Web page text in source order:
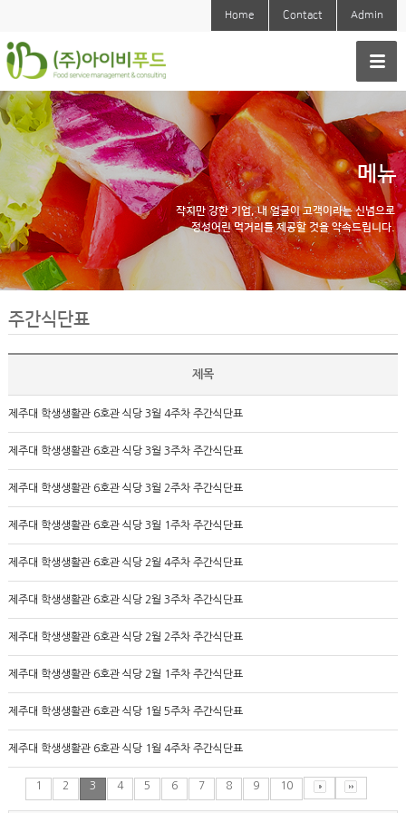
Home Contact Admin
메뉴
작지만 강한 기업, 내 얼굴이 고객이라는 신념으로
정성어린 먹거리를 제공할 것을 약속드립니다.
주간식단표
제목
제주대 학생생활관 6호관 식당 3월 4주차 주간식단표
제주대 학생생활관 6호관 식당 3월 3주차 주간식단표
제주대 학생생활관 6호관 식당 3월 2주차 주간식단표
제주대 학생생활관 6호관 식당 3월 1주차 주간식단표
제주대 학생생활관 6호관 식당 2월 4주차 주간식단표
제주대 학생생활관 6호관 식당 2월 3주차 주간식단표
제주대 학생생활관 6호관 식당 2월 2주차 주간식단표
제주대 학생생활관 6호관 식당 2월 1주차 주간식단표
제주대 학생생활관 6호관 식당 1월 5주차 주간식단표
제주대 학생생활관 6호관 식당 1월 4주차 주간식단표
1 2 3 4 5 6 7 8 9 10